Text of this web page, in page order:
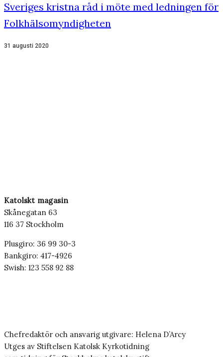
Sveriges kristna råd i möte med ledningen för
Folkhälsomyndigheten
31 augusti 2020
Katolskt magasin
Skånegatan 63
116 37 Stockholm
Plusgiro: 36 99 30-3
Bankgiro: 417-4926
Swish: 123 558 92 88
Chefredaktör och ansvarig utgivare: Helena D’Arcy
Utges av Stiftelsen Katolsk Kyrkotidning